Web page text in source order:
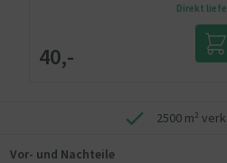
40,-
Direkt
2500 m²
Vor- und Nachteile